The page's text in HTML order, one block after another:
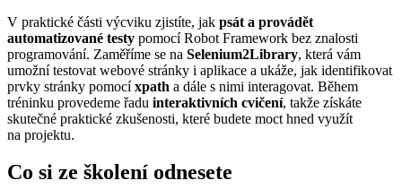
V praktické části výcviku zjistíte, jak psát a provádět
automatizované testy pomocí Robot Framework bez znalosti
programování. Zaměříme se na Selenium2Library, která vám
umožní testovat webové stránky i aplikace a ukáže, jak identifikovat
prvky stránky pomocíxpath a dále s nimi interagovat. Během
tréninku provedeme řadu interaktivních cvičení, takže získáte
skutečné praktické zkušenosti, které budete moct hned využít
na projektu.
Co si ze školení odnesete